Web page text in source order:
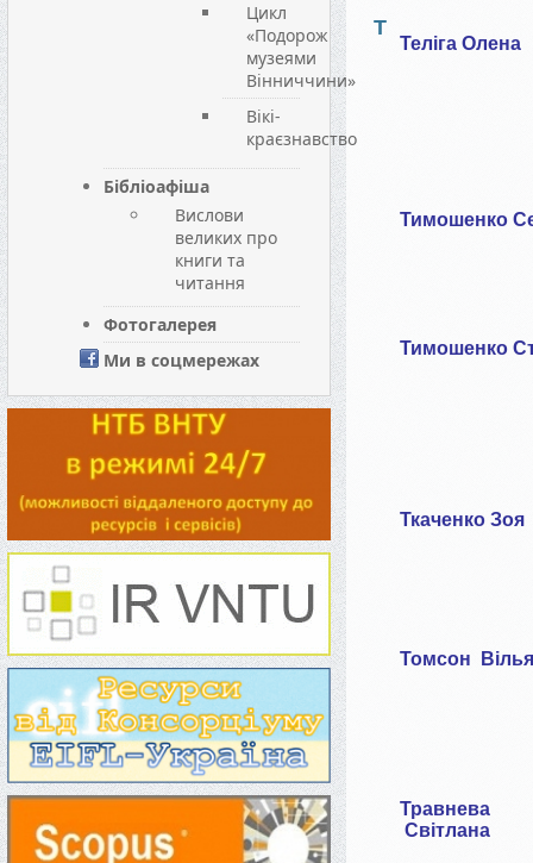
Цикл
«Подорож
музеями
Вінниччини»
Вікі-
краєзнавство
Бібліоафіша
Вислови
великих про
книги та
читання
Фотогалерея
Ми в соцмережах
Т
Теліга Олена
Тимошенко
Тимошенко
Ткаченко Зоя
Томсон
Травнева
Світлана